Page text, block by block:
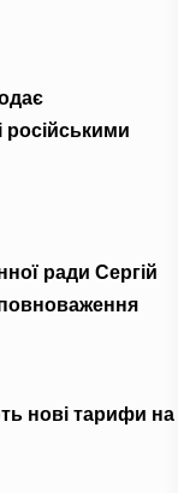
ради Сергій
нові тарифи на